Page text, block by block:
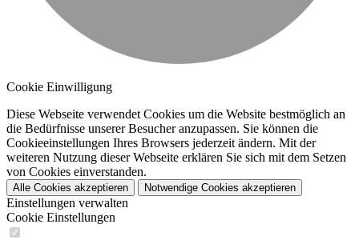
Cookie Einwilligung
Diese Webseite verwendet Cookies um die Website bestmöglich an
die Bedürfnisse unserer Besucher anzupassen. Sie können die
Cookieeinstellungen Ihres Browsers jederzeit ändern. Mit der
weiteren Nutzung dieser Webseite erklären Sie sich mit dem Setzen
von Cookies einverstanden.
Alle Cookies akzeptieren Notwendige Cookies akzeptieren
Einstellungen verwalten
Cookie Einstellungen